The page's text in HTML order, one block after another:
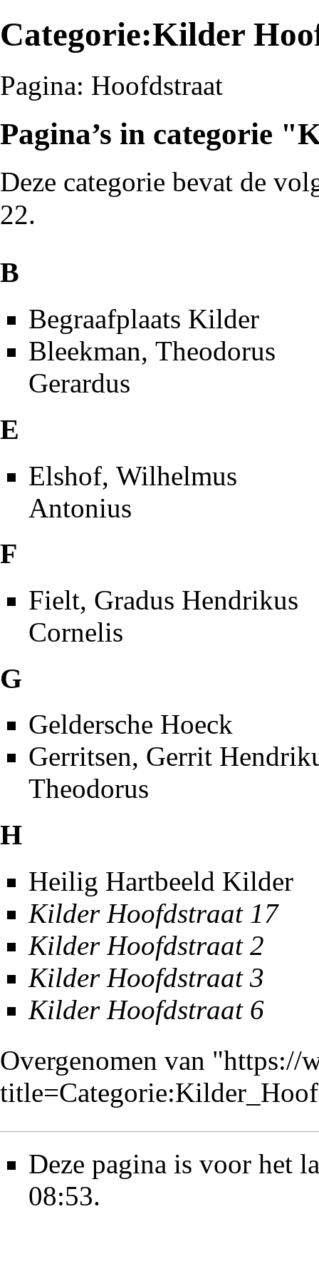
Categorie:Kilder
Pagina: Hoofdstraat
Pagina’s in categorie
Deze categorie bevat de
22.
B
Begraafplaats Kilder
Bleekman, Theodorus
Gerardus
E
Elshof, Wilhelmus
Antonius
F
Fielt, Gradus Hendrikus
Cornelis
G
Geldersche Hoeck
Gerritsen, Gerrit
Theodorus
H
Heilig Hartbeeld Kilder
Kilder Hoofdstraat 17
Kilder Hoofdstraat 2
Kilder Hoofdstraat 3
Kilder Hoofdstraat 6
Overgenomen van "https://
Deze pagina is voor het
08:53.